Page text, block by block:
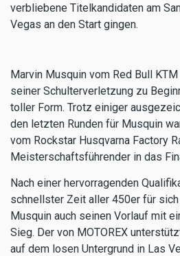
verbliebene Titelkandidaten am
Vegas an den Start gingen.
Marvin Musquin vom Red Bull
seiner Schulterverletzung zu
toller Form. Trotz einiger
den letzten Runden für Musquin
vom Rockstar Husqvarna Factory
Meisterschaftsführender in das
Nach einer hervorragenden
schnellster Zeit aller 450er für
Musquin auch seinen Vorlauf mit
Sieg. Der von MOTOREX
auf dem losen Untergrund in Las